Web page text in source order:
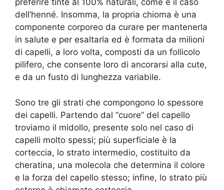
preferire tinte al 100% naturali, come è il caso
dell’henné. Insomma, la propria chioma è una
componente corporeo da curare per mantenerla
in salute e per esaltarla ed è formata da milioni
di capelli, a loro volta, composti da un follicolo
pilifero, che consente loro di ancorarsi alla cute,
e da un fusto di lunghezza variabile.
Sono tre gli strati che compongono lo spessore
dei capelli. Partendo dal “cuore” del capello
troviamo il midollo, presente solo nel caso di
capelli molto spessi; più superficiale è la
corteccia, lo strato intermedio, costituito da
cheratina, una molecola che determina il colore
e la forza del capello stesso; infine, lo strato più